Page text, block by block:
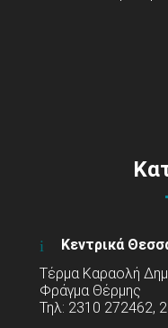
Κεντρικά
Τέρμα Καραολή
Φράγμα Θέρμης
Τηλ: 2310 272462,